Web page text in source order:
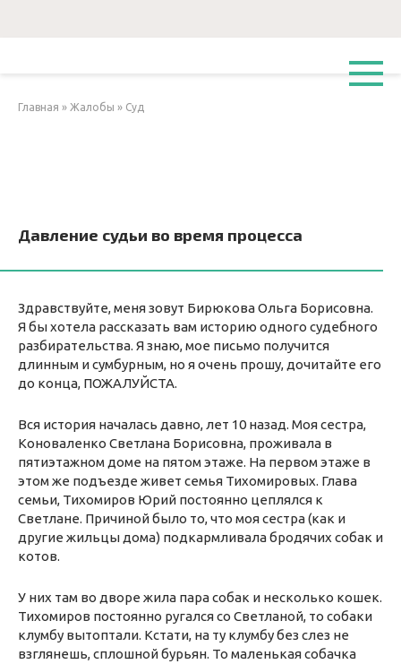
Главная » Жалобы » Суд
Давление судьи во время процесса
Здравствуйте, меня зовут Бирюкова Ольга Борисовна.
Я бы хотела рассказать вам историю одного судебного
разбирательства. Я знаю, мое письмо получится
длинным и сумбурным, но я очень прошу, дочитайте его
до конца, ПОЖАЛУЙСТА.
Вся история началась давно, лет 10 назад. Моя сестра,
Коноваленко Светлана Борисовна, проживала в
пятиэтажном доме на пятом этаже. На первом этаже в
этом же подъезде живет семья Тихомировых. Глава
семьи, Тихомиров Юрий постоянно цеплялся к
Светлане. Причиной было то, что моя сестра (как и
другие жильцы дома) подкармливала бродячих собак и
котов.
У них там во дворе жила пара собак и несколько кошек.
Тихомиров постоянно ругался со Светланой, то собаки
клумбу вытоптали. Кстати, на ту клумбу без слез не
взглянешь, сплошной бурьян. То маленькая собачка